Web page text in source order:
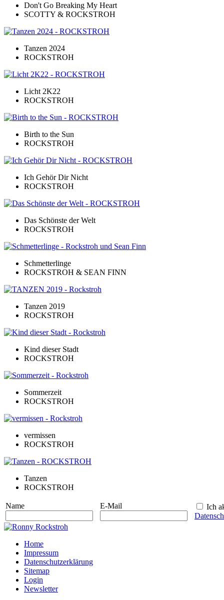
Don't Go Breaking My Heart
SCOTTY & ROCKSTROH
Tanzen 2024
ROCKSTROH
Licht 2K22
ROCKSTROH
Birth to the Sun
ROCKSTROH
Ich Gehör Dir Nicht
ROCKSTROH
Das Schönste der Welt
ROCKSTROH
Schmetterlinge
ROCKSTROH & SEAN FINN
Tanzen 2019
ROCKSTROH
Kind dieser Stadt
ROCKSTROH
Sommerzeit
ROCKSTROH
vermissen
ROCKSTROH
Tanzen
ROCKSTROH
Name E-Mail
Ich
Home
Impressum
Datenschutzerklärung
Sitemap
Login
Newsletter